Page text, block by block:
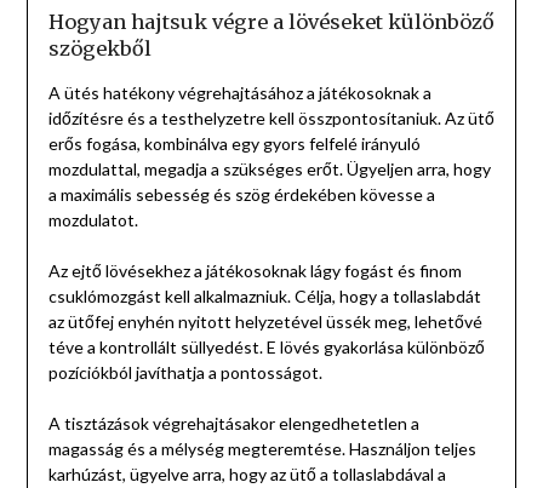
Hogyan hajtsuk végre a lövéseket különböző
szögekből
A ütés hatékony végrehajtásához a játékosoknak a
időzítésre és a testhelyzetre kell összpontosítaniuk. Az ütő
erős fogása, kombinálva egy gyors felfelé irányuló
mozdulattal, megadja a szükséges erőt. Ügyeljen arra, hogy
a maximális sebesség és szög érdekében kövesse a
mozdulatot.
Az ejtő lövésekhez a játékosoknak lágy fogást és finom
csuklómozgást kell alkalmazniuk. Célja, hogy a tollaslabdát
az ütőfej enyhén nyitott helyzetével üssék meg, lehetővé
téve a kontrollált süllyedést. E lövés gyakorlása különböző
pozíciókból javíthatja a pontosságot.
A tisztázások végrehajtásakor elengedhetetlen a
magasság és a mélység megteremtése. Használjon teljes
karhúzást, ügyelve arra, hogy az ütő a tollaslabdával a